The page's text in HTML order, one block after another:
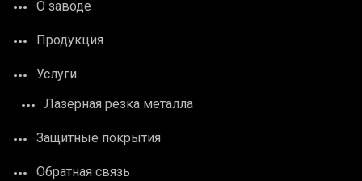
О заводе
Продукция
Услуги
Лазерная резка металла
Защитные покрытия
Обратная связь